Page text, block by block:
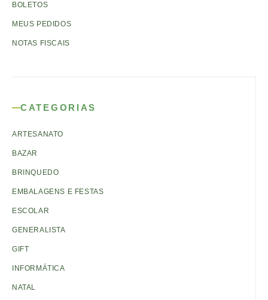
BOLETOS
MEUS PEDIDOS
NOTAS FISCAIS
CATEGORIAS
ARTESANATO
BAZAR
BRINQUEDO
EMBALAGENS E FESTAS
ESCOLAR
GENERALISTA
GIFT
INFORMÁTICA
NATAL